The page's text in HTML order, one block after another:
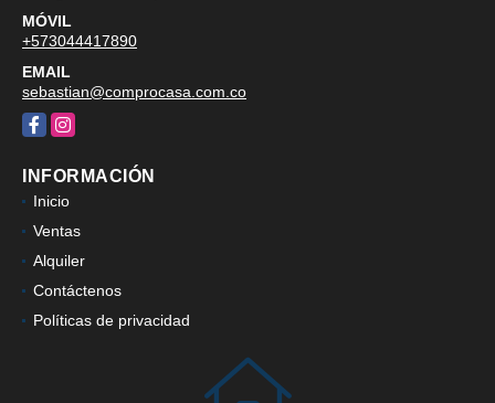
MÓVIL
+573044417890
EMAIL
sebastian@comprocasa.com.co
FacebookInstagram
INFORMACIÓN
Inicio
Ventas
Alquiler
Contáctenos
Políticas de privacidad